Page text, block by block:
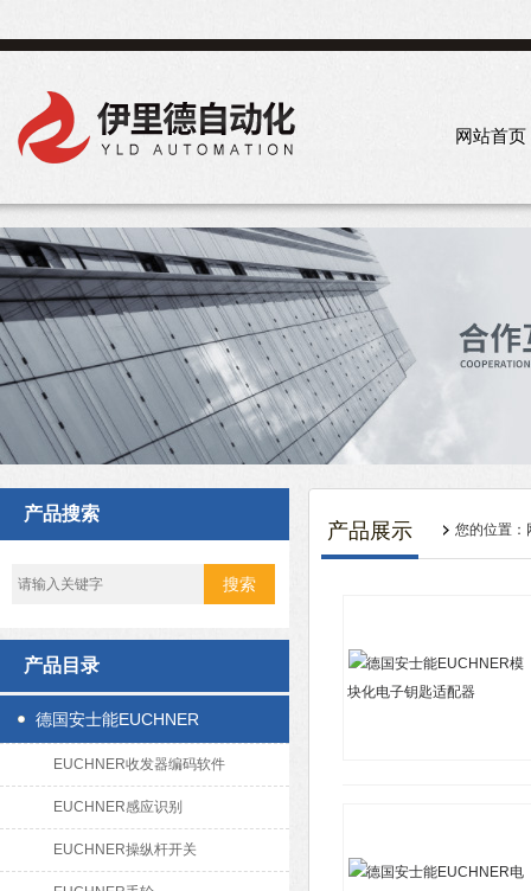
网站首页
产品搜索
产品目录
德国安士能EUCHNER
EUCHNER收发器编码软件
EUCHNER感应识别
EUCHNER操纵杆开关
产品展示 您的位置：